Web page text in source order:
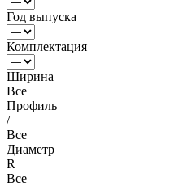
Год выпуска
Комплектация
Ширина
Все
Профиль
/
Все
Диаметр
R
Все